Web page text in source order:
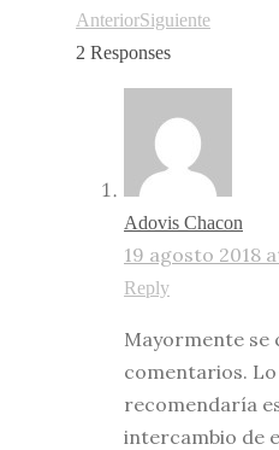
AnteriorSiguiente
2 Responses
Adovis Chacon
19 agosto 2018
Reply
Mayormente se
comentarios. Lo
recomendaría
intercambio de